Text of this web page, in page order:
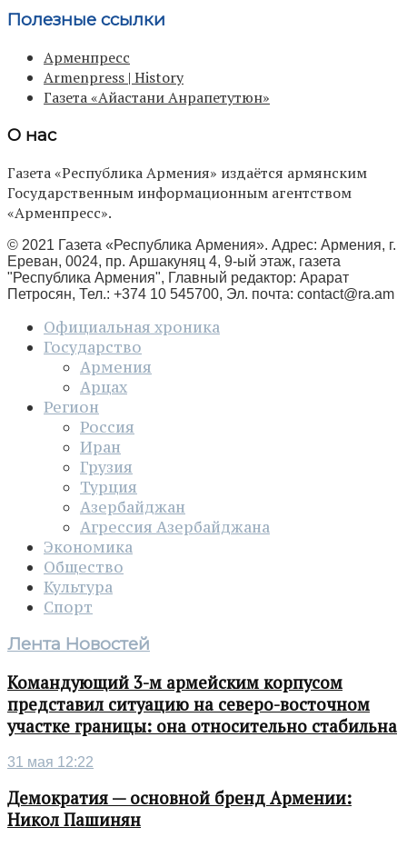
Полезные ссылки
Арменпресс
Armenpress | History
Газета «Айастани Анрапетутюн»
О нас
Газета «Республика Армения» издаётся армянским
Государственным информационным агентством
«Арменпресс».
© 2021 Газета «Республика Армения». Адрес: Армения, г.
Ереван, 0024, пр. Аршакуняц 4, 9-ый этаж, газета
"Республика Армения", Главный редактор: Арарат
Петросян, Тел.: +374 10 545700, Эл. почта: contact@ra.am
Официальная хроника
Государство
Армения
Арцах
Регион
Россия
Иран
Грузия
Турция
Азербайджан
Агрессия Азербайджана
Экономика
Общество
Культура
Спорт
Лента Новостей
Командующий 3-м армейским корпусом
представил ситуацию на северо-восточном
участке границы: она относительно стабильна
31 мая 12:22
Демократия — основной бренд Армении:
Никол Пашинян